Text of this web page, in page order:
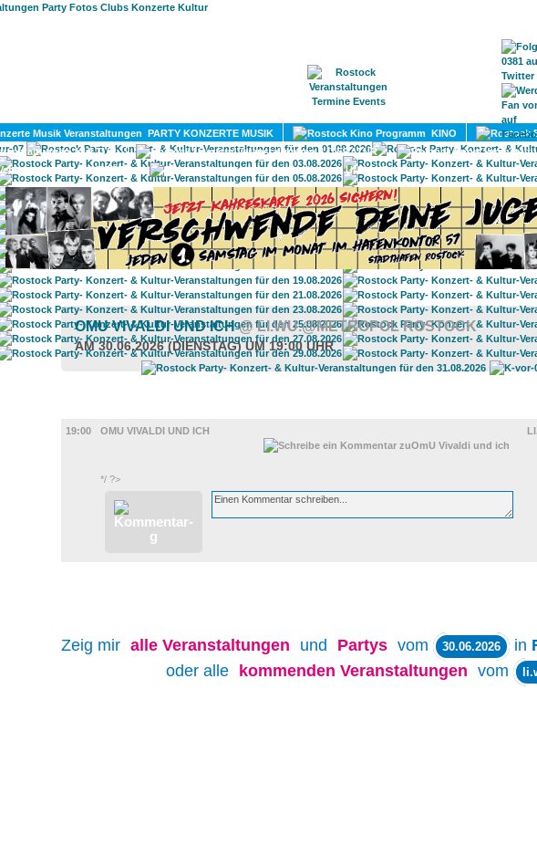
PARTY KONZERTE MUSIK KINO
KULTUR
LITERATUR
DIVERSES
UMLAND
OMU VIVALDI UND ICH@ LI.WU.@METROPOL ROSTOCK
AM 30.06.2026 (DIENSTAG) UM 19:00 UHR
19:00
OMU VIVALDI UND ICH
*/ ?>
Zeig mir alle Veranstaltungen und Partys vom 30.06.2026 in
oder alle
kommenden Veranstaltungen vom